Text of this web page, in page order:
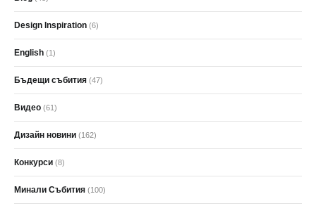
Design Inspiration (6)
English (1)
Бъдещи събития (47)
Видео (61)
Дизайн новини (162)
Конкурси (8)
Минали Събития (100)